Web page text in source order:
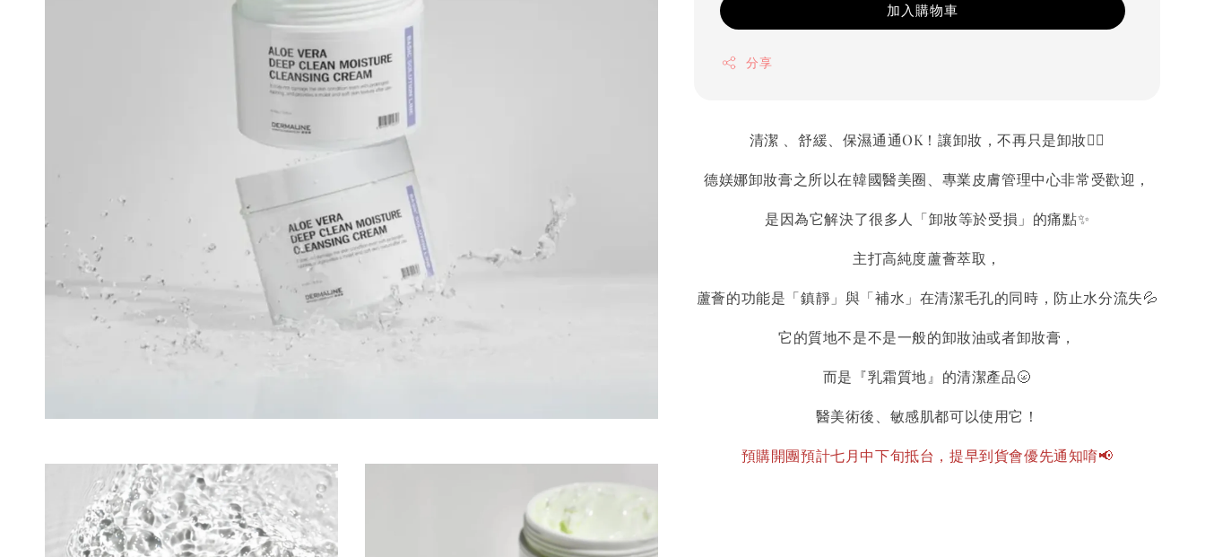
加入購物車
分享
清潔 、舒緩、保濕通通OK！讓卸妝，不再只是卸妝👌🏻
德媄娜卸妝膏之所以在韓國醫美圈、專業皮膚管理中心非常受歡迎，
是因為它解決了很多人「卸妝等於受損」的痛點✨
主打高純度蘆薈萃取，
蘆薈的功能是「鎮靜」與「補水」在清潔毛孔的同時，防止水分流失💦
它的質地不是不是一般的卸妝油或者卸妝膏，
而是『乳霜質地』的清潔產品🌝
醫美術後、敏感肌都可以使用它！
預購開團預計七月中下旬抵台，提早到貨會優先通知唷📢